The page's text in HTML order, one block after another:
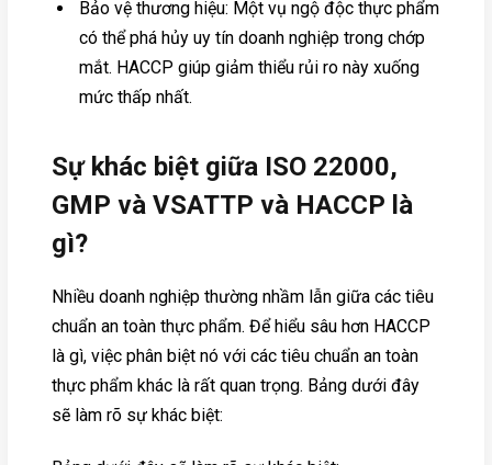
Bảo vệ thương hiệu: Một vụ ngộ độc thực phẩm
có thể phá hủy uy tín doanh nghiệp trong chớp
mắt. HACCP giúp giảm thiểu rủi ro này xuống
mức thấp nhất.
Sự khác biệt giữa ISO 22000,
GMP và VSATTP và HACCP là
gì?
Nhiều doanh nghiệp thường nhầm lẫn giữa các tiêu
chuẩn an toàn thực phẩm. Để hiểu sâu hơn HACCP
là gì, việc phân biệt nó với các tiêu chuẩn an toàn
thực phẩm khác là rất quan trọng. Bảng dưới đây
sẽ làm rõ sự khác biệt: